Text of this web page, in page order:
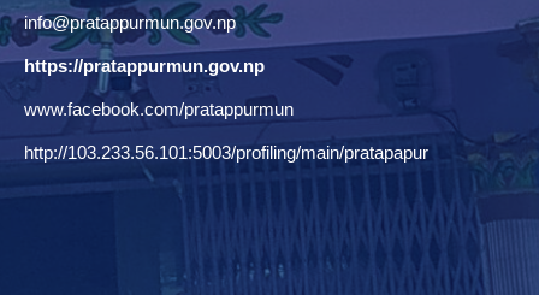
info@pratappurmun.gov.np
https://pratappurmun.gov.np
www.facebook.com/pratappurmun
http://103.233.56.101:5003/profiling/main/pratapapur